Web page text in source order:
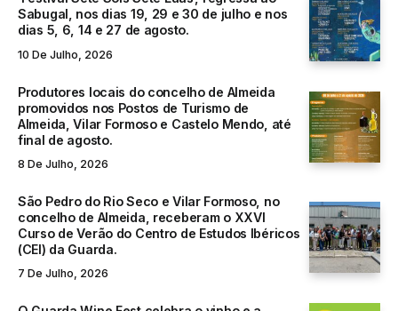
Sabugal, nos dias 19, 29 e 30 de julho e nos
dias 5, 6, 14 e 27 de agosto.
10 De Julho, 2026
Produtores locais do concelho de Almeida
promovidos nos Postos de Turismo de
Almeida, Vilar Formoso e Castelo Mendo, até
final de agosto.
8 De Julho, 2026
São Pedro do Rio Seco e Vilar Formoso, no
concelho de Almeida, receberam o XXVI
Curso de Verão do Centro de Estudos Ibéricos
(CEI) da Guarda.
7 De Julho, 2026